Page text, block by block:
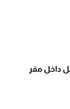
داخل مقر